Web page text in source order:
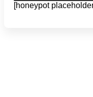
[honeypot